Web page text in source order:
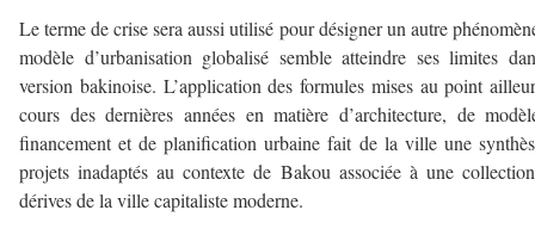
Le terme de crise sera aussi utilisé pour désigner un autre
modèle d’urbanisation globalisé semble atteindre ses limites
version bakinoise. L’application des formules mises au point
cours des dernières années en matière d’architecture, de
financement et de planification urbaine fait de la ville une
projets inadaptés au contexte de Bakou associée à une
dérives de la ville capitaliste moderne.